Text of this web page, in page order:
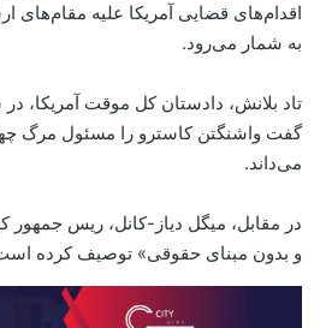
اقدام‌های قضایی آمریکا علیه مقام‌های
به شمار می‌رود.
تاد بلانش، دادستان کل موقت آمریکا،
گفت واشنگتن کاسترو را مسئول مرگ
می‌داند.
در مقابل، میگل دیاز-کانل، ریس جمهور
و بدون مبنای حقوقی» توصیف کرده